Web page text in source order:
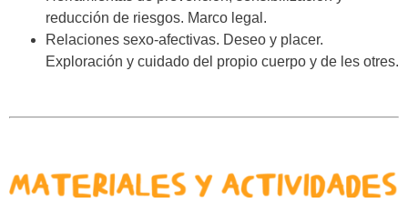
reducción de riesgos. Marco legal.
Relaciones sexo-afectivas. Deseo y placer.
Exploración y cuidado del propio cuerpo y de les otres.